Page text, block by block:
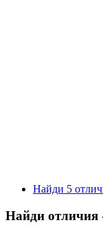
Найди 5
Найди отличия